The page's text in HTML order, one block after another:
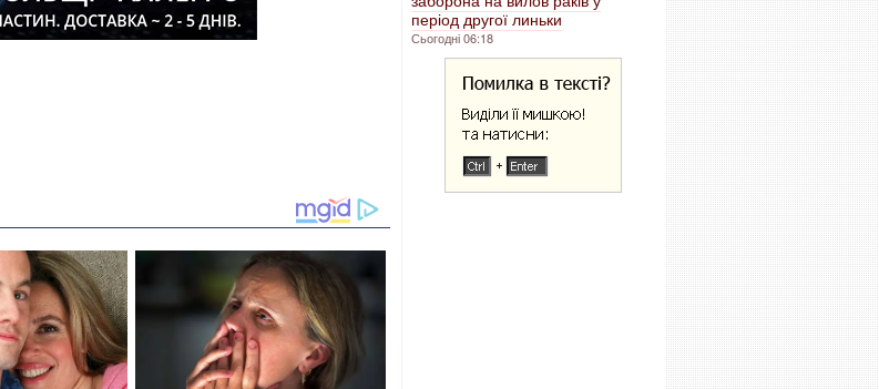
період другої линьки
Сьогодні 06:18